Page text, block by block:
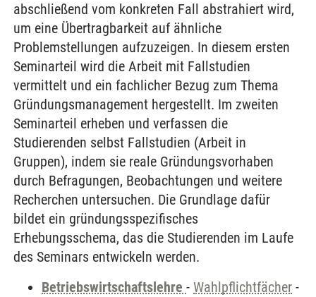
abschließend vom konkreten Fall abstrahiert wird,
um eine Übertragbarkeit auf ähnliche
Problemstellungen aufzuzeigen. In diesem ersten
Seminarteil wird die Arbeit mit Fallstudien
vermittelt und ein fachlicher Bezug zum Thema
Gründungsmanagement hergestellt. Im zweiten
Seminarteil erheben und verfassen die
Studierenden selbst Fallstudien (Arbeit in
Gruppen), indem sie reale Gründungsvorhaben
durch Befragungen, Beobachtungen und weitere
Recherchen untersuchen. Die Grundlage dafür
bildet ein gründungsspezifisches
Erhebungsschema, das die Studierenden im Laufe
des Seminars entwickeln werden.
Betriebswirtschaftslehre - Wahlpflichtfächer -